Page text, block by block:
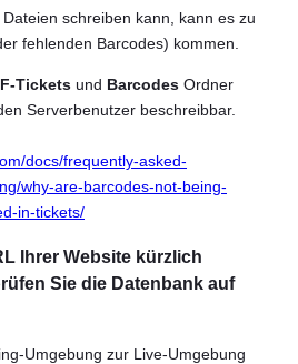
schreiben kann, kann es zu
fehlenden Barcodes) kommen.
Tickets und Barcodes Ordner
Serverbenutzer beschreibbar.
docs/frequently-asked-
why-are-barcodes-not-being-
in-tickets/
Ihrer Website kürzlich
Sie die Datenbank auf
Umgebung zur Live-Umgebung